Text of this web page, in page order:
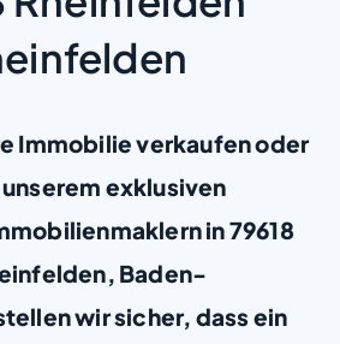
Immobilie verkaufen oder
exklusiven
in 79618
Baden-
wir sicher, dass ein